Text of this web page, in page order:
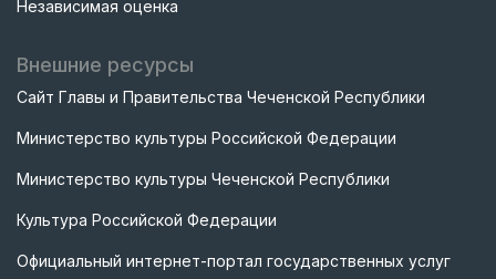
Независимая оценка
Внешние ресурсы
Сайт Главы и Правительства Чеченской Республики
Министерство культуры Российской Федерации
Министерство культуры Чеченской Республики
Культура Российской Федерации
Официальный интернет-портал государственных услуг